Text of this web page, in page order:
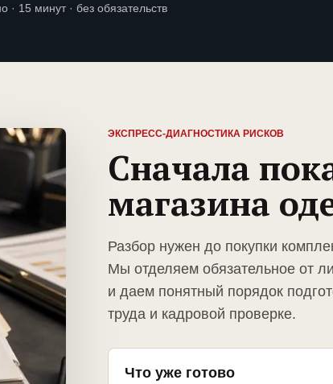
· 15 минут · без обязательств
ЭКСПРЕСС-ДИАГНОСТИКА РИСКОВ
Сначала
магазина
Разбор нужен до покупки
Мы отделяем обязательное от
и даем понятный порядок
труда и кадровой проверке.
Что уже готово